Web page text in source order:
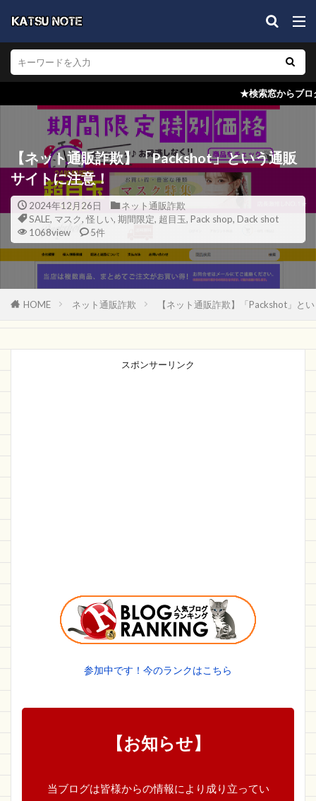
★検索窓からブログ内検索を！どの記事
【ネット通販詐欺】「Packshot」という通販
サイトに注意！
2024年12月26日
ネット通販詐欺
SALE, マスク, 怪しい, 期間限定, 超目玉, Pack shop, Dack shot
1068view
5件
HOME ネット通販詐欺 【ネット通販詐欺】「Packshot」と
スポンサーリンク
参加中です！今のランクはこちら
【お知らせ】
当ブログは皆様からの情報により成り立ってい